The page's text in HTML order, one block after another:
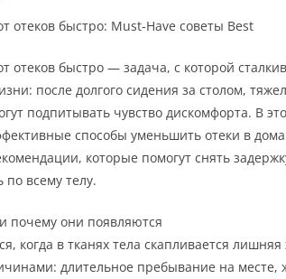
отеков быстро: Must-Have советы Best
отеков быстро — задача, с которой
после долгого сидения за столом,
подпитывать чувство дискомфорта. В
способы уменьшить отеки в
которые помогут снять
по всему телу.
почему они появляются
когда в тканях тела скапливается
длительное пребывание на месте,